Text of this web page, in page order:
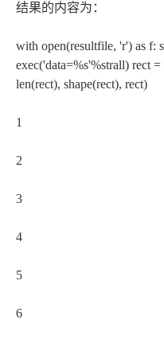
结果的内容为：
with open(resultfile, 'r') as f:
exec('data=%s'%strall) rect
len(rect), shape(rect), rect)
1
2
3
4
5
6